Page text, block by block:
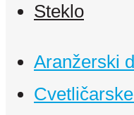
Steklo
Aranžerski